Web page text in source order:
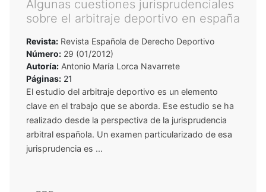
Algunas cuestiones jurisprudenciales
sobre el arbitraje deportivo en españa
Revista: Revista Española de Derecho Deportivo
Número: 29 (01/2012)
Autoría: Antonio María Lorca Navarrete
Páginas: 21
El estudio del arbitraje deportivo es un elemento
clave en el trabajo que se aborda. Ese estudio se ha
realizado desde la perspectiva de la jurisprudencia
arbitral española. Un examen particularizado de esa
jurisprudencia es ...